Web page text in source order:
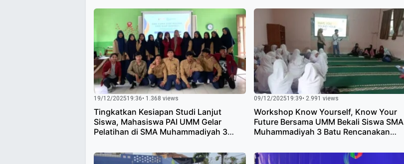
19/12/202519:36• 1.368 views
Tingkatkan Kesiapan Studi Lanjut
Siswa, Mahasiswa PAI UMM Gelar
Pelatihan di SMA Muhammadiyah 3
09/12/202519:39• 2.991 views
Workshop Know Yourself, Know Your
Future Bersama UMM Bekali Siswa SMA
Muhammadiyah 3 Batu Rencanakan